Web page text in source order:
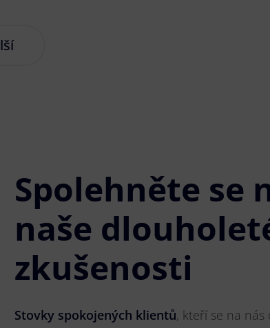
Spolehněte se
naše
zkušenosti
Stovky spokojených klientů, kteří se na